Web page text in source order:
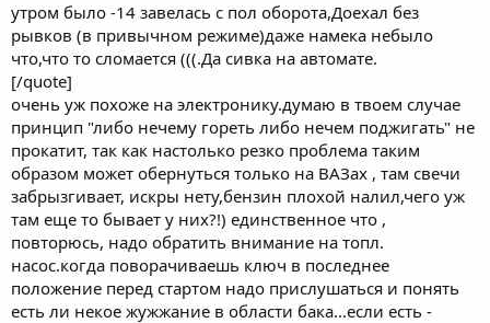
утром было -14 завелась с пол оборота,Доехал без
рывков (в привычном режиме)даже намека небыло
что,что то сломается (((.Да сивка на автомате.
[/quote]
очень уж похоже на электронику.думаю в твоем случае
принцип "либо нечему гореть либо нечем поджигать" не
прокатит, так как настолько резко проблема таким
образом может обернуться только на ВАЗах , там свечи
забрызгивает, искры нету,бензин плохой налил,чего уж
там еще то бывает у них?!) единственное что ,
повторюсь, надо обратить внимание на топл.
насос.когда поворачиваешь ключ в последнее
положение перед стартом надо прислушаться и понять
есть ли некое жужжание в области бака...если есть -